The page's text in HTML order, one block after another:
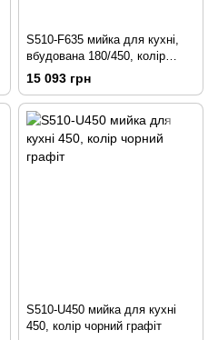
S510-F635 мийка для кухні,
вбудована 180/450, колір
чорний графіт
15 093 грн
S510-U450 мийка для кухні
450, колір чорний графіт